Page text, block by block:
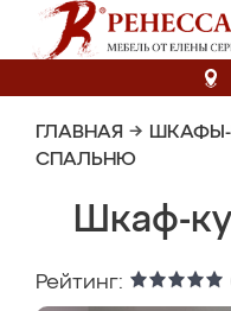
ГЛАВНАЯ → ШКАФЫ-
СПАЛЬНЮ
Шкаф-
Рейтинг: